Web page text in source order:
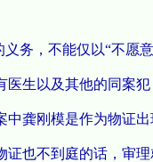
，不能仅以“不愿意
医生以及其他的同案
龚刚模是作为物证
也不到庭的话，审